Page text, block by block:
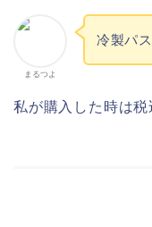
まるつよ
冷製パ
私が購入した時は税